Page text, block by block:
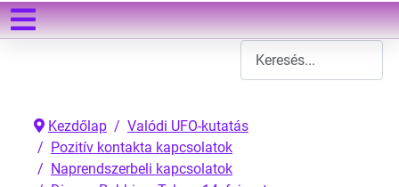
Kezdőlap
Valódi UFO-kutatás
Pozitív kontakta kapcsolatok
Naprendszerbeli kapcsolatok